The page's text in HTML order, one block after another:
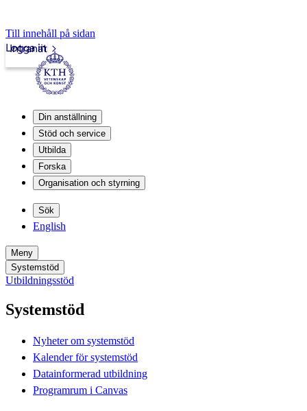
Till innehåll på sidan
Intranät
Logga in
Din anställning
Stöd och service
Utbilda
Forska
Organisation och styrning
Sök
English
Meny
Systemstöd
Utbildningsstöd
Systemstöd
Nyheter om systemstöd
Kalender för systemstöd
Datainformerad utbildning
Programrum i Canvas